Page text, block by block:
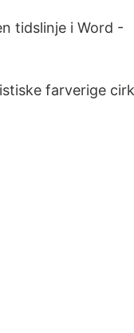
tidslinje i Word -
farverige